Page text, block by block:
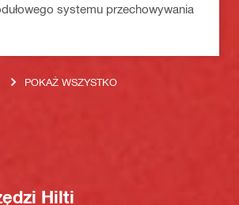
systemu przechowywania
POKAŻ WSZYSTKO
Hilti